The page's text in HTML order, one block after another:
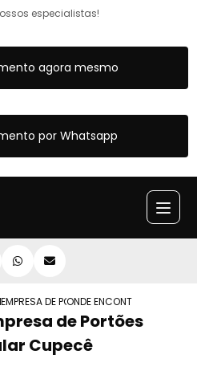
especialistas!
agora mesmo
por Whatsapp
AUTOMATICOS
EMPRESA DE PORTAO AUTOMATICO ACO
ONDE ENCONTRAR
de Portões
Cupecê